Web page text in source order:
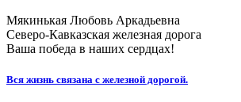
Мякинькая Любовь Аркадьевна
Северо-Кавказская железная дорога
Ваша победа в наших сердцах!
Вся жизнь связана с железной дорогой.